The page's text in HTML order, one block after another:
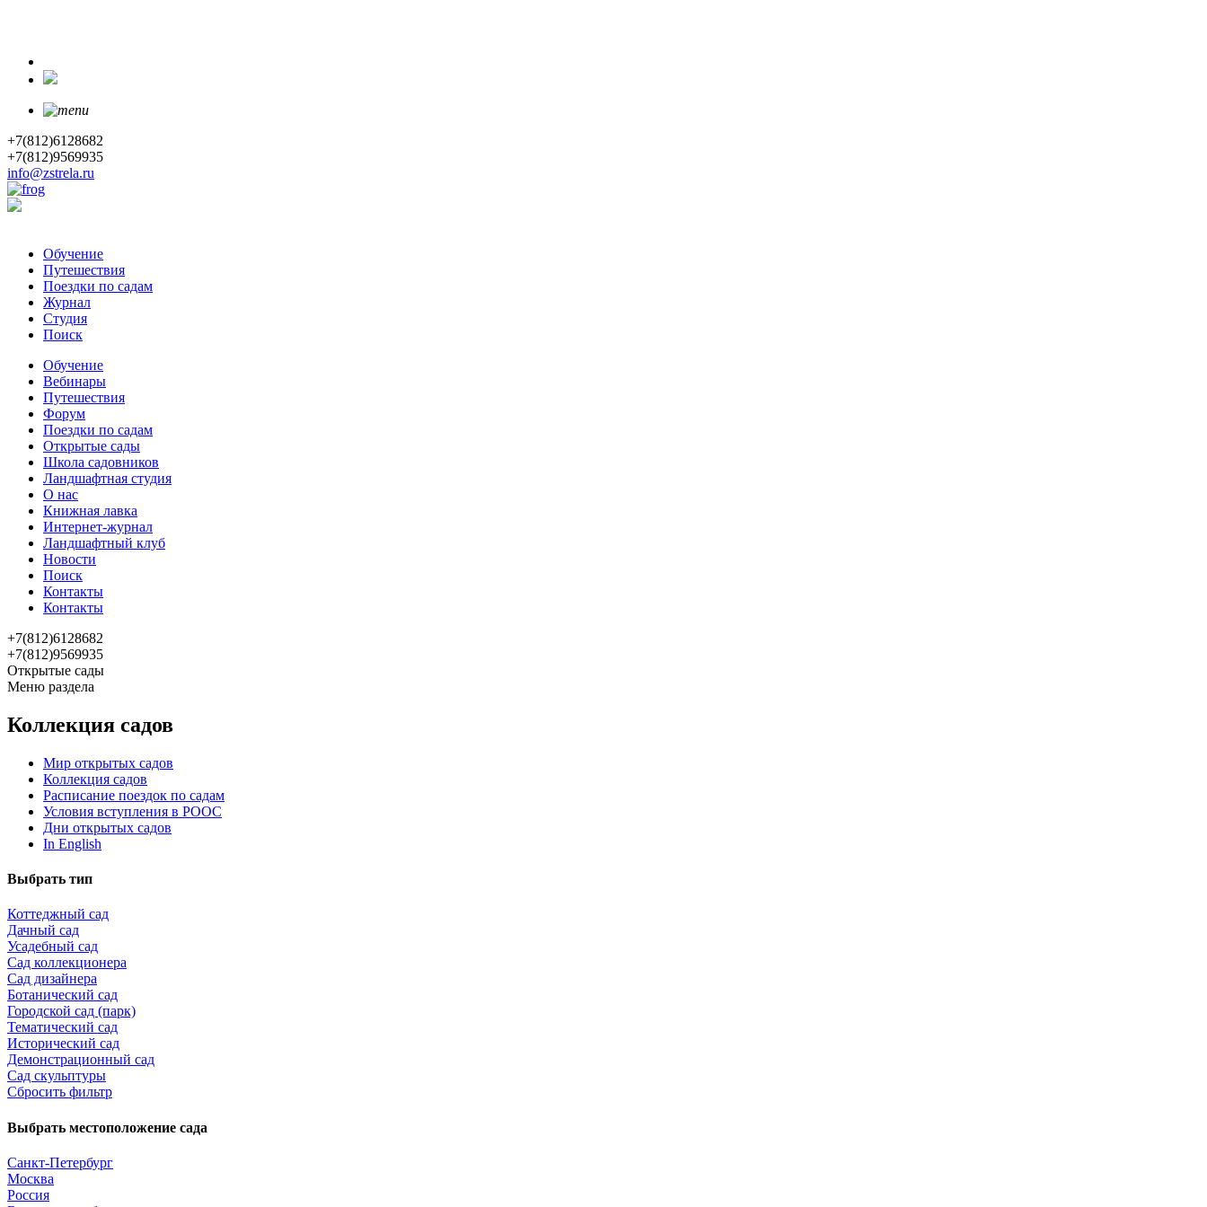
+7(812)6128682
+7(812)9569935
info@zstrela.ru
Обучение
Путешествия
Поездки по садам
Журнал
Студия
Поиск
Обучение
Вебинары
Путешествия
Форум
Поездки по садам
Открытые сады
Школа садовников
Ландшафтная студия
О нас
Книжная лавка
Интернет-журнал
Ландшафтный клуб
Новости
Поиск
Контакты
Контакты
+7(812)6128682
+7(812)9569935
Открытые сады
Меню раздела
Коллекция садов
Мир открытых садов
Коллекция садов
Расписание поездок по садам
Условия вступления в РООС
Дни открытых садов
In English
Выбрать тип
Коттеджный сад
Дачный сад
Усадебный сад
Сад коллекционера
Сад дизайнера
Ботанический сад
Городской сад (парк)
Тематический сад
Исторический сад
Демонстрационный сад
Сад скульптуры
Сбросить фильтр
Выбрать местоположение сада
Санкт-Петербург
Москва
Россия